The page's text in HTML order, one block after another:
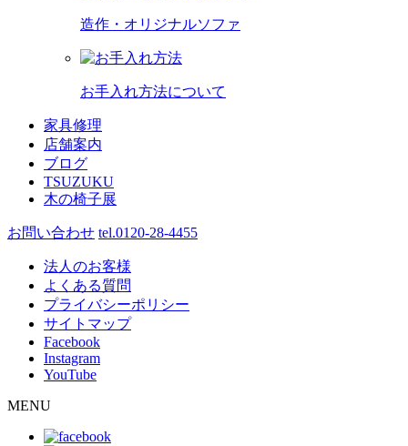
造作・オリジナルソファ
お手入れ方法について
家具修理
店舗案内
ブログ
TSUZUKU
木の椅子展
お問い合わせ tel.0120-28-4455
法人のお客様
よくある質問
プライバシーポリシー
サイトマップ
Facebook
Instagram
YouTube
MENU